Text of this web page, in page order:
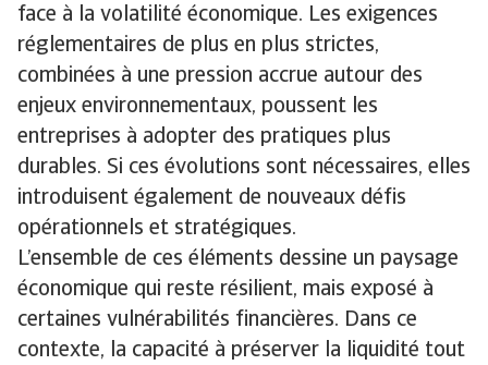
face à la volatilité économique. Les exigences
réglementaires de plus en plus strictes,
combinées à une pression accrue autour des
enjeux environnementaux, poussent les
entreprises à adopter des pratiques plus
durables. Si ces évolutions sont nécessaires, elles
introduisent également de nouveaux défis
opérationnels et stratégiques.
L’ensemble de ces éléments dessine un paysage
économique qui reste résilient, mais exposé à
certaines vulnérabilités financières. Dans ce
contexte, la capacité à préserver la liquidité tout